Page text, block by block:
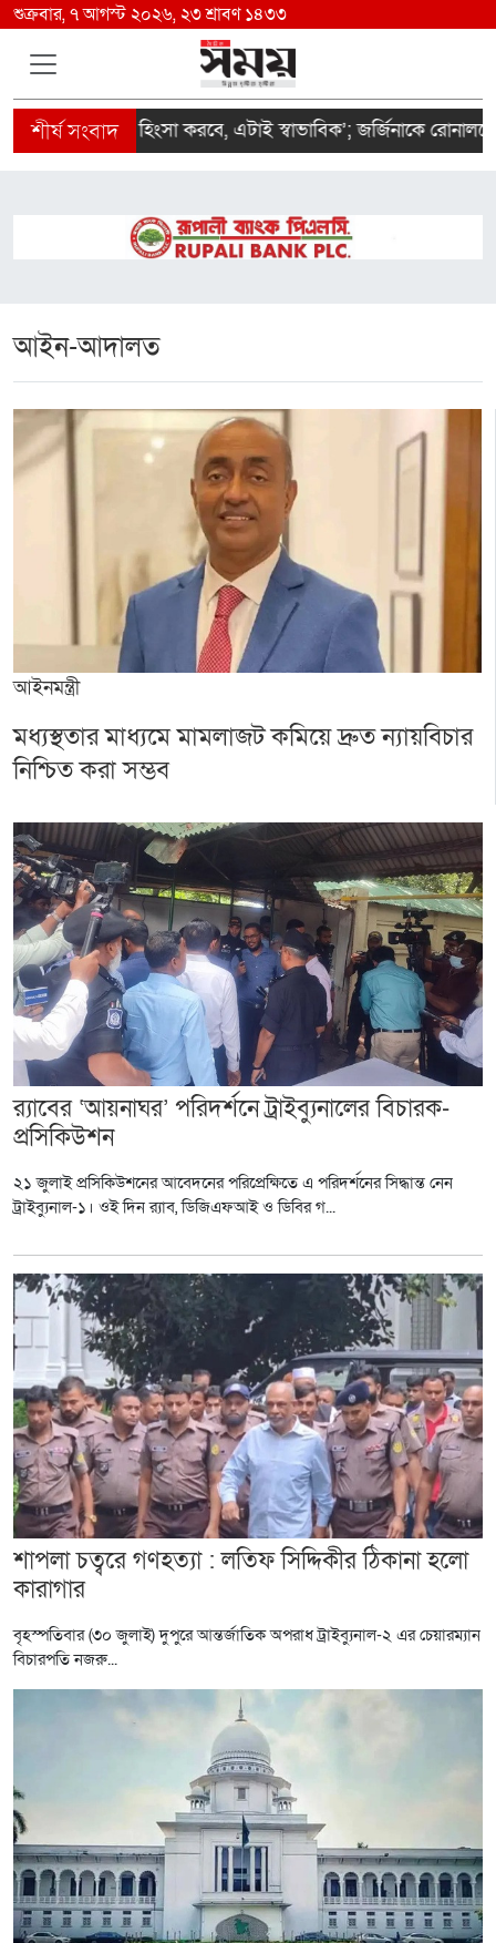
শুক্রবার, ৭ আগস্ট ২০২৬, ২৩ শ্রাবণ ১৪৩৩
নিয়ে হিংসা করবে, এটাই স্বাভাবিক’; জর্জিনাকে রোনালদো
আইন-আদালত
আইনমন্ত্রী
মধ্যস্থতার মাধ্যমে মামলাজট কমিয়ে দ্রুত ন্যায়বিচার
নিশ্চিত করা সম্ভব
র‍্যাবের ‘আয়নাঘর’ পরিদর্শনে ট্রাইব্যুনালের বিচারক-
প্রসিকিউশন
২১ জুলাই প্রসিকিউশনের আবেদনের পরিপ্রেক্ষিতে এ পরিদর্শনের সিদ্ধান্ত নেন
ট্রাইব্যুনাল-১। ওই দিন র‍্যাব, ডিজিএফআই ও ডিবির গ...
শাপলা চত্বরে গণহত্যা : লতিফ সিদ্দিকীর ঠিকানা হলো
কারাগার
বৃহস্পতিবার (৩০ জুলাই) দুপুরে আন্তর্জাতিক অপরাধ ট্রাইব্যুনাল-২ এর চেয়ারম্যান
বিচারপতি নজরু...